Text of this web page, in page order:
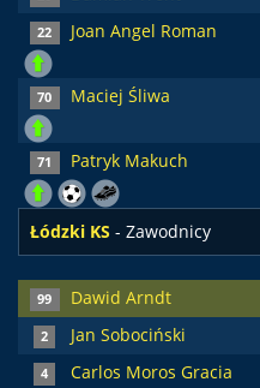
22 Joan Angel Roman
70 Maciej Śliwa
71 Patryk Makuch
Łódzki KS - Zawodnicy
99 Dawid Arndt
2 Jan Sobociński
4 Carlos Moros Gracia